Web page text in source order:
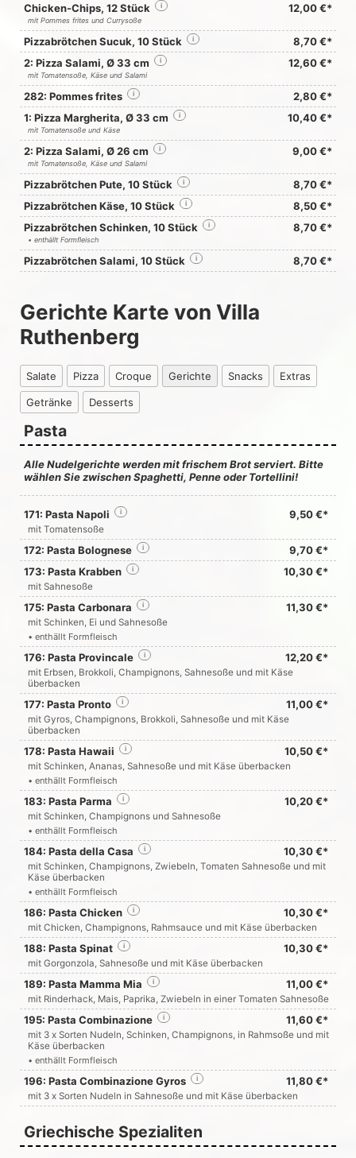
Chicken-Chips, 12 Stück i 12,00 €*
mit Pommes frites und Currysoße
Pizzabrötchen Sucuk, 10 Stück i
8,70 €*
2: Pizza Salami, Ø 33 cm
i 12,60 €*
mit Tomatensoße, Käse und Salami
282: Pommes frites i
2,80 €*
1: Pizza Margherita, Ø 33 cm
i 10,40 €*
mit Tomatensoße und Käse
2: Pizza Salami, Ø 26 cm i 9,00 €*
mit Tomatensoße, Käse und Salami
Pizzabrötchen Pute, 10 Stück i
8,70 €*
Pizzabrötchen Käse, 10 Stück
i
8,50 €*
Pizzabrötchen Schinken, 10 Stück
i 8,70 €*
• enthällt Formfleisch
Pizzabrötchen Salami, 10 Stück i 8,70 €*
Gerichte Karte von Villa
Ruthenberg
Salate Pizza Croque Gerichte Snacks Extras
Getränke Desserts
Pasta
Alle Nudelgerichte werden mit frischem Brot serviert. Bitte
wählen Sie zwischen Spaghetti, Penne oder Tortellini!
171: Pasta Napoli 9,50 €*
i
mit Tomatensoße
172: Pasta Bolognese 9,70 €*
i
173: Pasta Krabben 10,30 €*
i
mit Sahnesoße
175: Pasta Carbonara 11,30 €*
i
mit Schinken, Ei und Sahnesoße
• enthällt Formfleisch
176: Pasta Provincale 12,20 €*
i
mit Erbsen, Brokkoli, Champignons, Sahnesoße und mit Käse
überbacken
177: Pasta Pronto 11,00 €*
i
mit Gyros, Champignons, Brokkoli, Sahnesoße und mit Käse
überbacken
178: Pasta Hawaii 10,50 €*
i
mit Schinken, Ananas, Sahnesoße und mit Käse überbacken
• enthällt Formfleisch
183: Pasta Parma 10,20 €*
i
mit Schinken, Champignons und Sahnesoße
• enthällt Formfleisch
184: Pasta della Casa 10,30 €*
i
mit Schinken, Champignons, Zwiebeln, Tomaten Sahnesoße und mit
Käse überbacken
• enthällt Formfleisch
186: Pasta Chicken 10,30 €*
i
mit Chicken, Champignons, Rahmsauce und mit Käse überbacken
188: Pasta Spinat 10,30 €*
i
mit Gorgonzola, Sahnesoße und mit Käse überbacken
189: Pasta Mamma Mia 11,00 €*
i
mit Rinderhack, Mais, Paprika, Zwiebeln in einer Tomaten Sahnesoße
195: Pasta Combinazione 11,60 €*
i
mit 3 x Sorten Nudeln, Schinken, Champignons, in Rahmsoße und mit
Käse überbacken
• enthällt Formfleisch
196: Pasta Combinazione Gyros 11,80 €*
i
mit 3 x Sorten Nudeln in Sahnesoße und mit Käse überbacken
Griechische Spezialiten